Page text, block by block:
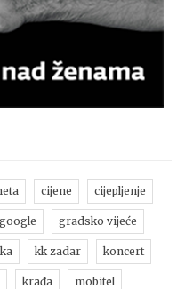
cijene cijepljenje
google gradsko vijeće
kk zadar koncert
krađa mobitel